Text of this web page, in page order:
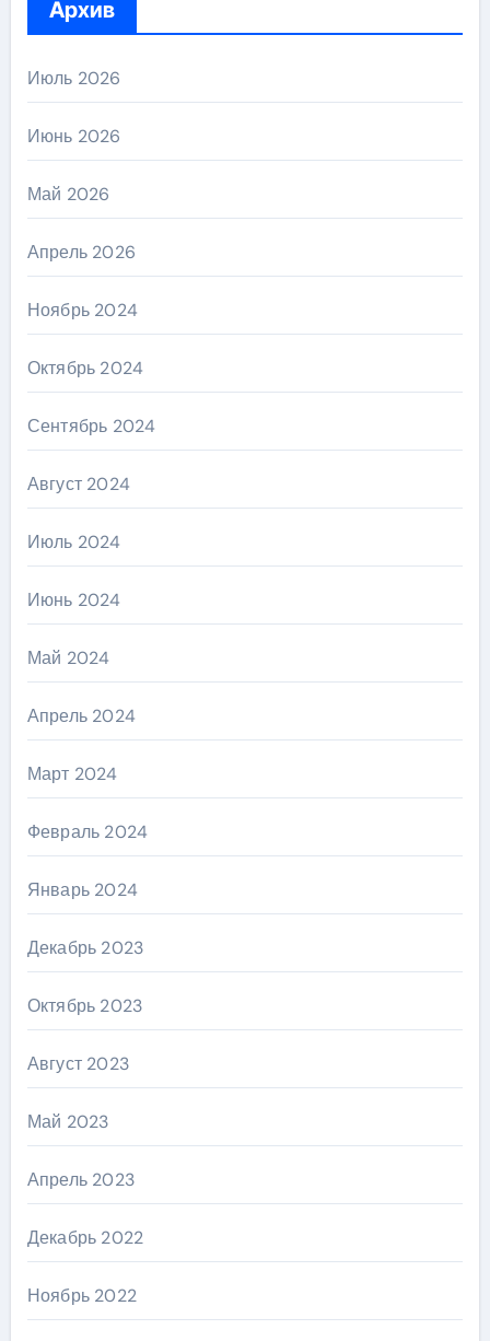
Архив
Июль 2026
Июнь 2026
Май 2026
Апрель 2026
Ноябрь 2024
Октябрь 2024
Сентябрь 2024
Август 2024
Июль 2024
Июнь 2024
Май 2024
Апрель 2024
Март 2024
Февраль 2024
Январь 2024
Декабрь 2023
Октябрь 2023
Август 2023
Май 2023
Апрель 2023
Декабрь 2022
Ноябрь 2022